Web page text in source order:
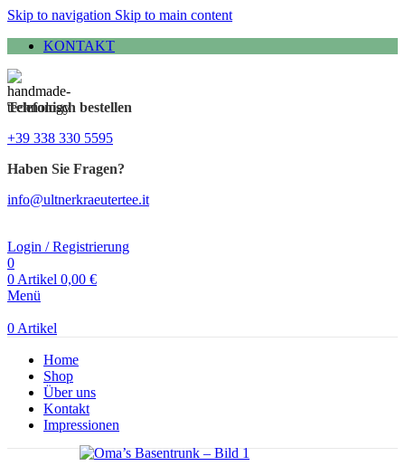
Skip to navigation Skip to main content
KONTAKT
Telefonisch bestellen
+39 338 330 5595
Haben Sie Fragen?
info@ultnerkraeutertee.it
Login / Registrierung
0
0 Artikel 0,00 €
Menü
0 Artikel
Home
Shop
Über uns
Kontakt
Impressionen